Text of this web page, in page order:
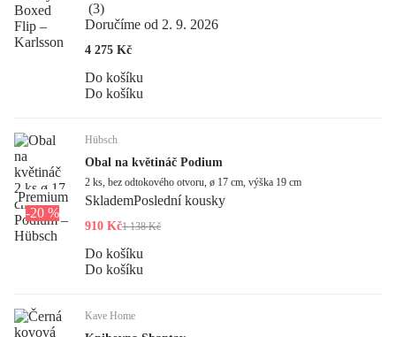
(3)
Doručíme od 2. 9. 2026
4 275 Kč
Do košíku
Do košíku
Premium
-20 %
Hübsch
Obal na květináč Podium
2 ks, bez odtokového otvoru, ø 17 cm, výška 19 cm
SklademPoslední kousky
910 Kč1 138 Kč
Do košíku
Do košíku
Kave Home